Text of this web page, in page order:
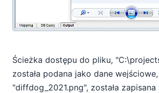
Ścieżka dostępu do pliku,
została podana jako dane
"diffdog_2021.png", została